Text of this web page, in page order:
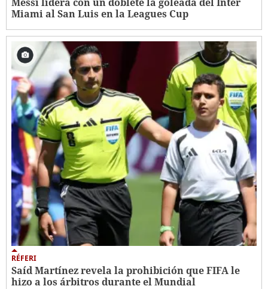
Miami al San Luis en la Leagues Cup
RÉFERI
Saíd Martínez revela la prohibición que FIFA le
hizo a los árbitros durante el Mundial